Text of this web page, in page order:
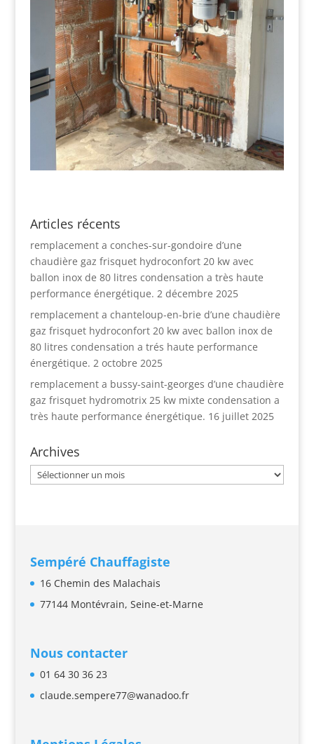
Articles récents
remplacement a conches-sur-gondoire d’une
chaudière gaz frisquet hydroconfort 20 kw avec
ballon inox de 80 litres condensation a très haute
performance énergétique. 2 décembre 2025
remplacement a chanteloup-en-brie d’une chaudière
gaz frisquet hydroconfort 20 kw avec ballon inox de
80 litres condensation a trés haute performance
énergétique. 2 octobre 2025
remplacement a bussy-saint-georges d’une chaudière
gaz frisquet hydromotrix 25 kw mixte condensation a
très haute performance énergétique. 16 juillet 2025
Archives
Archives
Sempéré Chauffagiste
16 Chemin des Malachais
77144 Montévrain, Seine-et-Marne
Nous contacter
01 64 30 36 23
claude.sempere77@wanadoo.fr